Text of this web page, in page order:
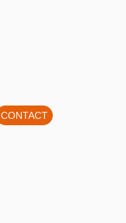
CONTACT